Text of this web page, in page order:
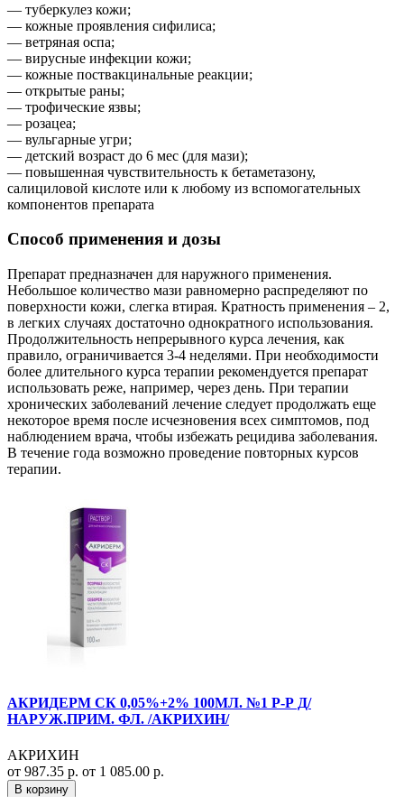
— туберкулез кожи;
— кожные проявления сифилиса;
— ветряная оспа;
— вирусные инфекции кожи;
— кожные поствакцинальные реакции;
— открытые раны;
— трофические язвы;
— розацеа;
— вульгарные угри;
— детский возраст до 6 мес (для мази);
— повышенная чувствительность к бетаметазону,
салициловой кислоте или к любому из вспомогательных
компонентов препарата
Способ применения и дозы
Препарат предназначен для наружного применения.
Небольшое количество мази равномерно распределяют по
поверхности кожи, слегка втирая. Кратность применения – 2,
в легких случаях достаточно однократного использования.
Продолжительность непрерывного курса лечения, как
правило, ограничивается 3-4 неделями. При необходимости
более длительного курса терапии рекомендуется препарат
использовать реже, например, через день. При терапии
хронических заболеваний лечение следует продолжать еще
некоторое время после исчезновения всех симптомов, под
наблюдением врача, чтобы избежать рецидива заболевания.
В течение года возможно проведение повторных курсов
терапии.
АКРИДЕРМ СК 0,05%+2% 100МЛ. №1 Р-Р Д/
НАРУЖ.ПРИМ. ФЛ. /АКРИХИН/
АКРИХИН
от 987.35 р. от 1 085.00 р.
В корзину